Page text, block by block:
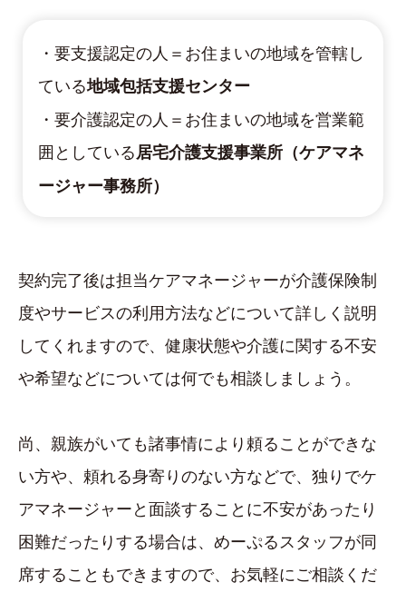
・要支援認定の人＝お住まいの地域を管轄し
ている地域包括支援センター
・要介護認定の人＝お住まいの地域を営業範
囲としている居宅介護支援事業所（ケアマネ
ージャー事務所）
契約完了後は担当ケアマネージャーが介護保険制
度やサービスの利用方法などについて詳しく説明
してくれますので、健康状態や介護に関する不安
や希望などについては何でも相談しましょう。
尚、親族がいても諸事情により頼ることができな
い方や、頼れる身寄りのない方などで、独りでケ
アマネージャーと面談することに不安があったり
困難だったりする場合は、めーぷるスタッフが同
席することもできますので、お気軽にご相談くだ